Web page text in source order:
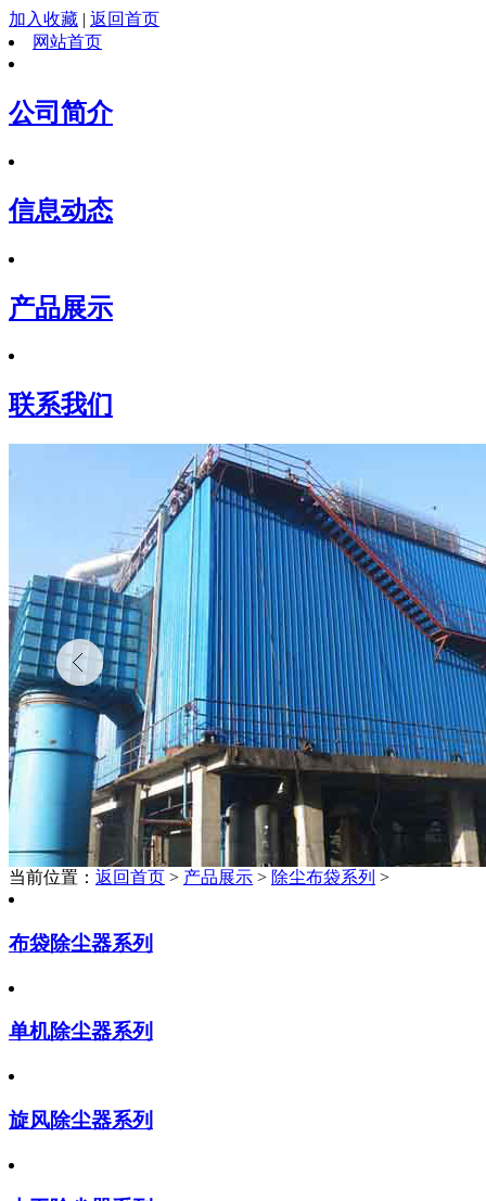
加入收藏 | 返回首页
网站首页
公司简介
信息动态
产品展示
联系我们
当前位置： 返回首页 > 产品展示 > 除尘布袋系列 >
布袋除尘器系列
单机除尘器系列
旋风除尘器系列